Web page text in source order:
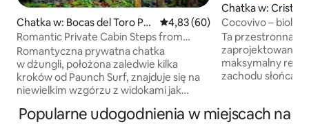
Chatka w: Bocas del Toro Pro
vince
Średnia ocena: 4,83 na 5,
4,83 (60)
Romantic Private Cabin Steps from
Bocas 'Best Surf
Romantyczna prywatna chatka
w dżungli, położona zaledwie kilka
kroków od Paunch Surf, znajduje się na
niewielkim wzgórzu z widokami jak
i surferów – ciche tropikalne miejsce
Chatka w:
Cocovivo –
Ta przestronna
zaprojektowana
maksymalny
zachodu słońca. Idealne miejsce do
Popularne udogodnienia w miejscach na